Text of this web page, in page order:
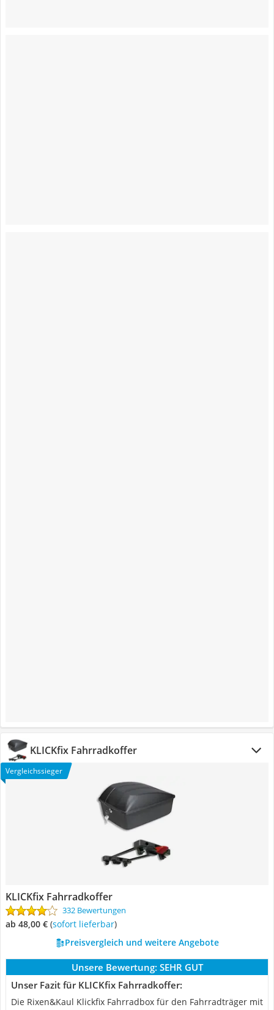
KLICKfix Fahrradkoffer
Vergleichssieger
KLICKfix Fahrradkoffer
332 Bewertungen
ab 48,00 € ( Sofort lieferbar)
Preisvergleich und weitere Angebote
Unsere Bewertung: SEHR GUT
Unser Fazit für KLICKfix Fahrradkoffer:
Die Rixen&Kaul Klickfix Fahrradbox für den Fahrradträger mit